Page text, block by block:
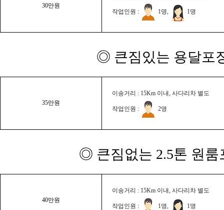
30만원
작업인원 : 1명, 1명
◎ 큰짐있는 용달포
35만원
이송거리 : 15Km 이내, 사다리차 별도
작업인원 : 2명
◎ 큰짐없는 2.5톤 원룸
40만원
이송거리 : 15Km 이내, 사다리차 별도
작업인원 : 1명, 1명